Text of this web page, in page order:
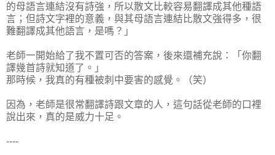
的母語言連結沒有詩強，所以散文比較容易翻譯成其他種語
言；但詩文字裡的意義，與其母語言連結比散文強得多，很
難翻譯成其他語言，是嗎？」
老師一開始給了我不置可否的答案，後來還補充說：「你翻
譯幾首詩就知道了。」
那時候，我真的有種被刺中要害的感覺。（笑）
因為，老師是很常翻譯詩跟文章的人，這句話從老師的口裡
說出來，真的是威力十足。
----